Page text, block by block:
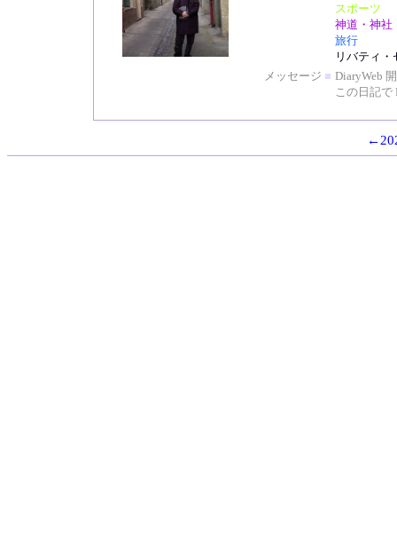
スポーツ
神道・神社
旅行
リバティ
メッセージ ■ DiaryWeb
この日記